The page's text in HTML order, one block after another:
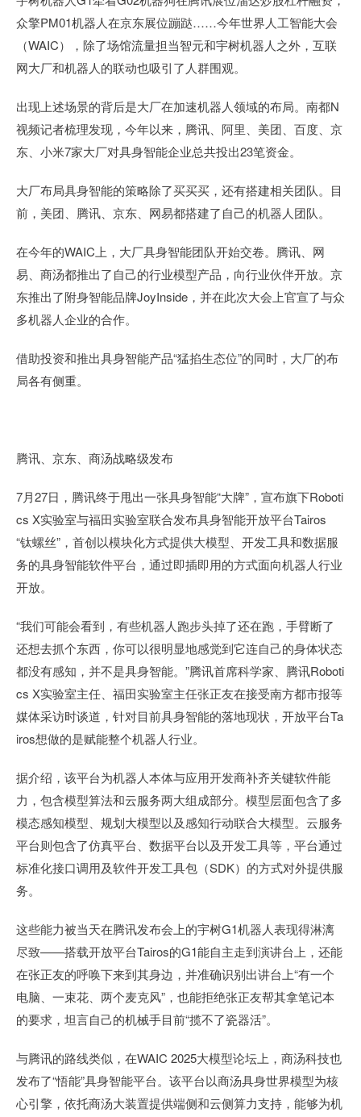
众擎PM01机器人在京东展位蹦跶……今年世界人工智能大会
（WAIC），除了场馆流量担当智元和宇树机器人之外，互联
网大厂和机器人的联动也吸引了人群围观。
出现上述场景的背后是大厂在加速机器人领域的布局。南都N
视频记者梳理发现，今年以来，腾讯、阿里、美团、百度、京
东、小米7家大厂对具身智能企业总共投出23笔资金。
大厂布局具身智能的策略除了买买买，还有搭建相关团队。目
前，美团、腾讯、京东、网易都搭建了自己的机器人团队。
在今年的WAIC上，大厂具身智能团队开始交卷。腾讯、网
易、商汤都推出了自己的行业模型产品，向行业伙伴开放。京
东推出了附身智能品牌JoyInside，并在此次大会上官宣了与众
多机器人企业的合作。
借助投资和推出具身智能产品“猛掐生态位”的同时，大厂的布
局各有侧重。
腾讯、京东、商汤战略级发布
7月27日，腾讯终于甩出一张具身智能“大牌”，宣布旗下Roboti
cs X实验室与福田实验室联合发布具身智能开放平台Tairos
“钛螺丝”，首创以模块化方式提供大模型、开发工具和数据服
务的具身智能软件平台，通过即插即用的方式面向机器人行业
开放。
“我们可能会看到，有些机器人跑步头掉了还在跑，手臂断了
还想去抓个东西，你可以很明显地感觉到它连自己的身体状态
都没有感知，并不是具身智能。”腾讯首席科学家、腾讯Roboti
cs X实验室主任、福田实验室主任张正友在接受南方都市报等
媒体采访时谈道，针对目前具身智能的落地现状，开放平台Ta
iros想做的是赋能整个机器人行业。
据介绍，该平台为机器人本体与应用开发商补齐关键软件能
力，包含模型算法和云服务两大组成部分。模型层面包含了多
模态感知模型、规划大模型以及感知行动联合大模型。云服务
平台则包含了仿真平台、数据平台以及开发工具等，平台通过
标准化接口调用及软件开发工具包（SDK）的方式对外提供服
务。
这些能力被当天在腾讯发布会上的宇树G1机器人表现得淋漓
尽致——搭载开放平台Tairos的G1能自主走到演讲台上，还能
在张正友的呼唤下来到其身边，并准确识别出讲台上“有一个
电脑、一束花、两个麦克风”，也能拒绝张正友帮其拿笔记本
的要求，坦言自己的机械手目前“揽不了瓷器活”。
与腾讯的路线类似，在WAIC 2025大模型论坛上，商汤科技也
发布了“悟能”具身智能平台。该平台以商汤具身世界模型为核
心引擎，依托商汤大装置提供端侧和云侧算力支持，能够为机